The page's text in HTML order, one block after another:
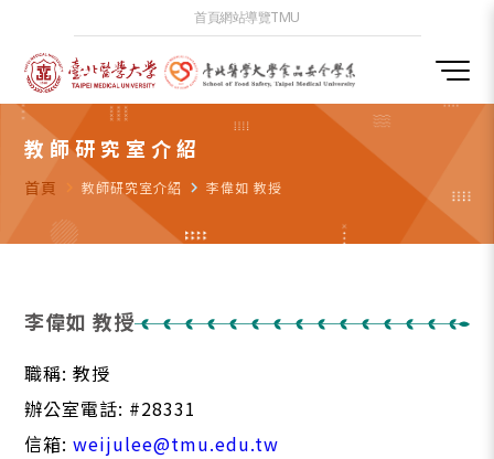
首頁網站導覽TMU
教師研究室介紹
首頁 教師研究室介紹 navigate_next 李偉如 教授
李偉如 教授
職稱: 教授
辦公室電話: #28331
信箱:weijulee@tmu.edu.tw